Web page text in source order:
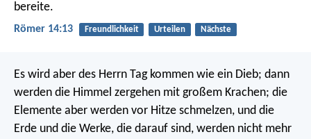
bereite.
Römer 14:13 Freundlichkeit Urteilen Nächste
Es wird aber des Herrn Tag kommen wie ein Dieb; dann
werden die Himmel zergehen mit großem Krachen; die
Elemente aber werden vor Hitze schmelzen, und die
Erde und die Werke, die darauf sind, werden nicht mehr